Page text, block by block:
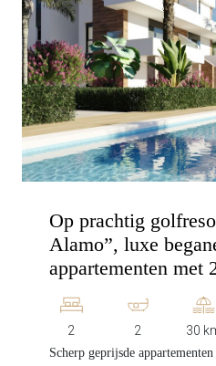
Op prachtig
Alamo”, luxe
appartementen met
2 2 30
Scherp geprijsde